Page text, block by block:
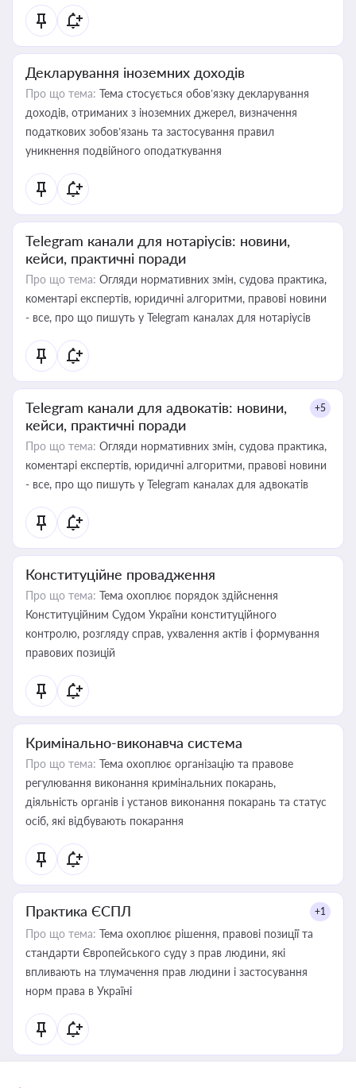
Декларування іноземних доходів
Про що тема: Тема стосується обов’язку декларування
доходів, отриманих з іноземних джерел, визначення
податкових зобов’язань та застосування правил
уникнення подвійного оподаткування
Telegram канали для нотаріусів: новини,
кейси, практичні поради
Про що тема: Огляди нормативних змін, судова практика,
коментарі експертів, юридичні алгоритми, правові новини
- все, про що пишуть у Telegram каналах для нотаріусів
Telegram канали для адвокатів: новини,
кейси, практичні поради
+5
Про що тема: Огляди нормативних змін, судова практика,
коментарі експертів, юридичні алгоритми, правові новини
- все, про що пишуть у Telegram каналах для адвокатів
Конституційне провадження
Про що тема: Тема охоплює порядок здійснення
Конституційним Судом України конституційного
контролю, розгляду справ, ухвалення актів і формування
правових позицій
Кримінально-виконавча система
Про що тема: Тема охоплює організацію та правове
регулювання виконання кримінальних покарань,
діяльність органів і установ виконання покарань та статус
осіб, які відбувають покарання
Практика ЄСПЛ +1
Про що тема: Тема охоплює рішення, правові позиції та
стандарти Європейського суду з прав людини, які
впливають на тлумачення прав людини і застосування
норм права в Україні